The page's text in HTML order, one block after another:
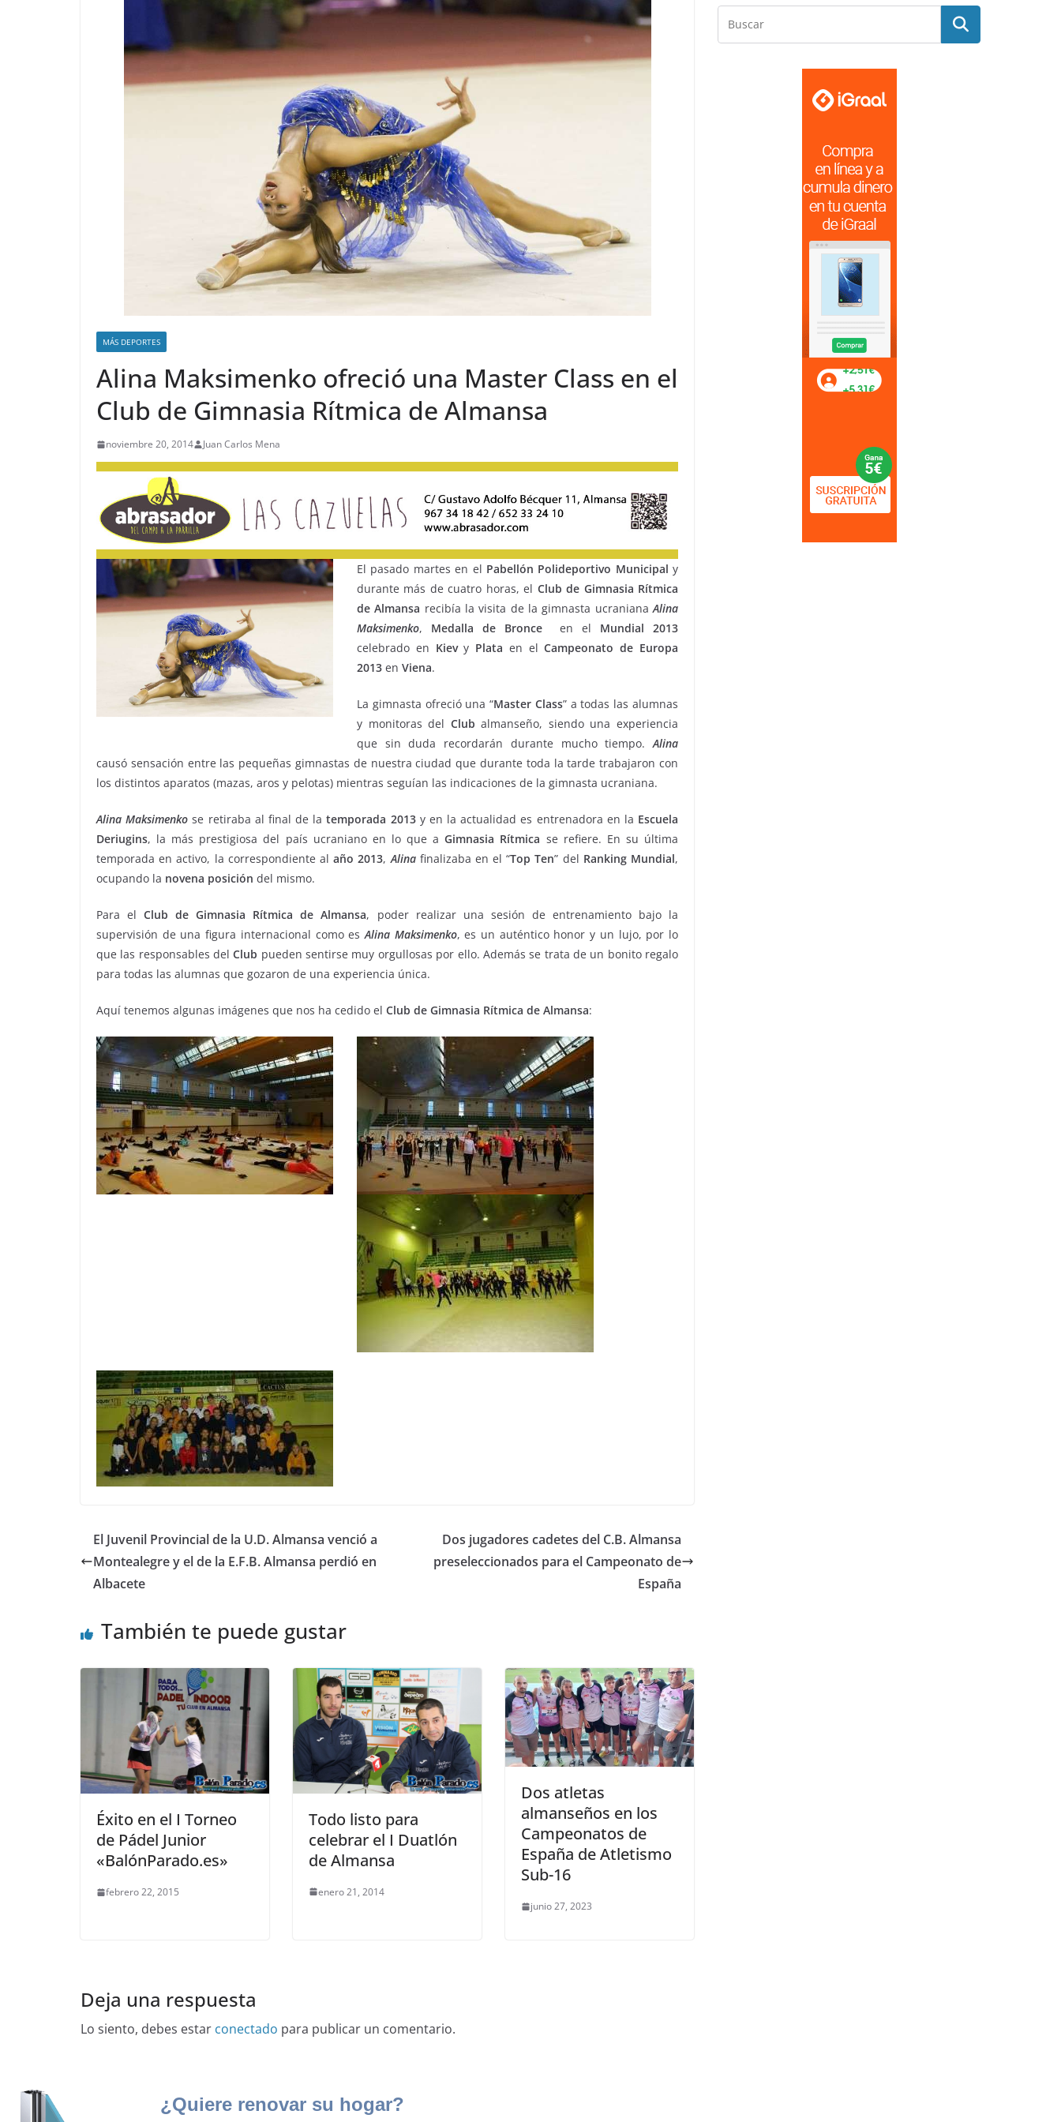
MÁS DEPORTES
Alina Maksimenko ofreció una Master Class en el
Club de Gimnasia Rítmica de Almansa
noviembre 20, 2014 Juan Carlos Mena
El pasado martes en el Pabellón Polideportivo Municipal y
durante más de cuatro horas, el Club de Gimnasia Rítmica
de Almansa recibía la visita de la gimnasta ucranianaAlina
Maksimenko, Medalla de Bronce en el Mundial 2013
celebrado en Kievy Plata en elCampeonato de Europa
2013 en Viena.
La gimnasta ofreció una “Master Class” a todas las alumnas
y monitoras del Club almanseño, siendo una experiencia
que sin duda recordarán durante mucho tiempo.Alina
causó sensación entre las pequeñas gimnastas de nuestra ciudad que durante toda la tarde trabajaron con
los distintos aparatos (mazas, aros y pelotas) mientras seguían las indicaciones de la gimnasta ucraniana.
Alina Maksimenko se retiraba al final de latemporada 2013y en la actualidad es entrenadora en la Escuela
Deriugins, la más prestigiosa del país ucraniano en lo que aGimnasia Rítmica se refiere. En su última
temporada en activo, la correspondiente alaño 2013,Alinafinalizaba en el “Top Ten” del Ranking Mundial,
ocupando la novena posición del mismo.
Para elClub de Gimnasia Rítmica de Almansa, poder realizar una sesión de entrenamiento bajo la
supervisión de una figura internacional como esAlina Maksimenko, es un auténtico honor y un lujo, por lo
que las responsables delClub pueden sentirse muy orgullosas por ello. Además se trata de un bonito regalo
para todas las alumnas que gozaron de una experiencia única.
Aquí tenemos algunas imágenes que nos ha cedido el Club de Gimnasia Rítmica de Almansa:
El Juvenil Provincial de la U.D. Almansa venció a
Montealegre y el de la E.F.B. Almansa perdió en
Albacete
Dos jugadores cadetes del C.B. Almansa
preseleccionados para el Campeonato de
España
También te puede gustar
Éxito en el I Torneo
de Pádel Junior
«BalónParado.es»
febrero 22, 2015
Todo listo para
celebrar el I Duatlón
de Almansa
enero 21, 2014
Dos atletas
almanseños en los
Campeonatos de
España de Atletismo
Sub-16
junio 27, 2023
Deja una respuesta
Lo siento, debes estar conectado para publicar un comentario.